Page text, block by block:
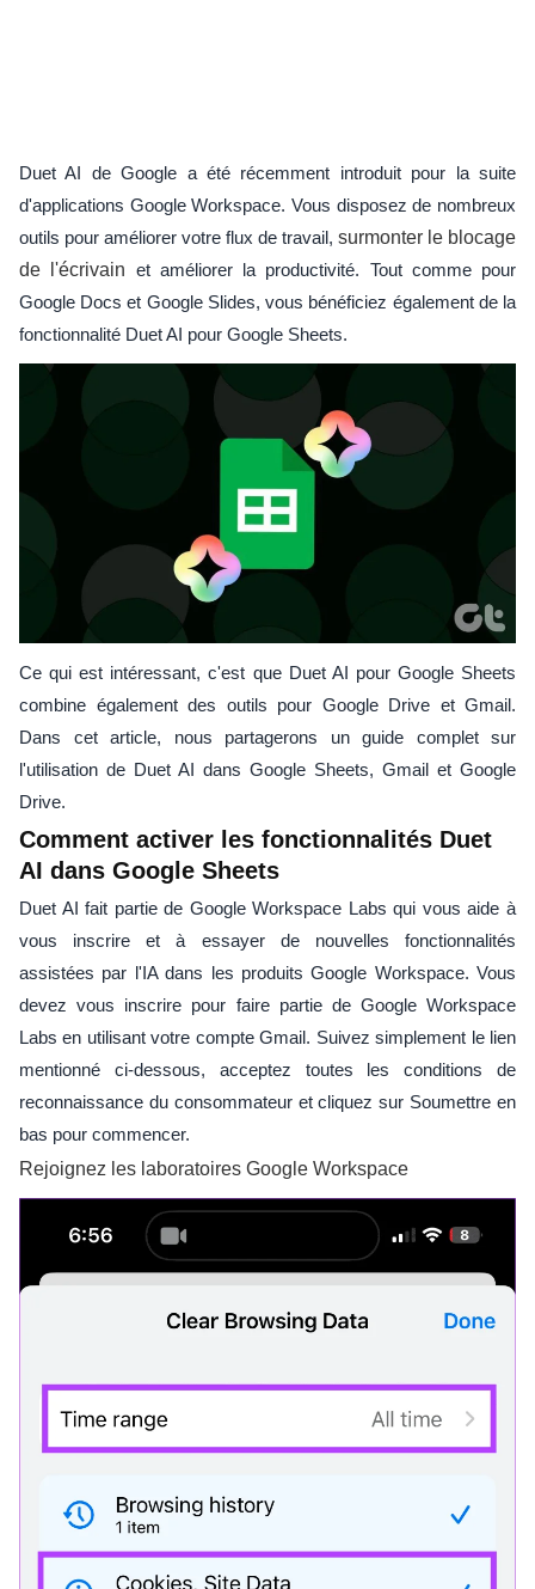
Duet AI de Google a été récemment introduit pour la suite
d'applications Google Workspace. Vous disposez de nombreux
outils pour améliorer votre flux de travail, surmonter le blocage
de l'écrivain et améliorer la productivité. Tout comme pour
Google Docs et Google Slides, vous bénéficiez également de la
fonctionnalité Duet AI pour Google Sheets.
Ce qui est intéressant, c'est que Duet AI pour Google Sheets
combine également des outils pour Google Drive et Gmail.
Dans cet article, nous partagerons un guide complet sur
l'utilisation de Duet AI dans Google Sheets, Gmail et Google
Drive.
Comment activer les fonctionnalités Duet
AI dans Google Sheets
Duet AI fait partie de Google Workspace Labs qui vous aide à
vous inscrire et à essayer de nouvelles fonctionnalités
assistées par l'IA dans les produits Google Workspace. Vous
devez vous inscrire pour faire partie de Google Workspace
Labs en utilisant votre compte Gmail. Suivez simplement le lien
mentionné ci-dessous, acceptez toutes les conditions de
reconnaissance du consommateur et cliquez sur Soumettre en
bas pour commencer.
Rejoignez les laboratoires Google Workspace